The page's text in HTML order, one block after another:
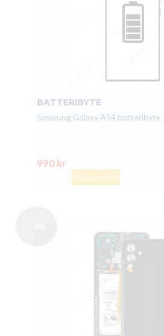
BATTERIBYTE
Samsung Galaxy A54 batteribyte
990 kr
Boka en tid